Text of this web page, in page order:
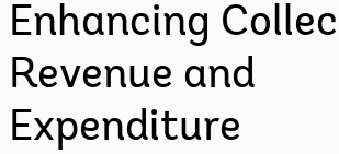
Enhancing
Revenue and
Expenditure